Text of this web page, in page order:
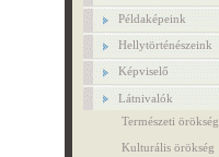
Példaképeink
Hellytörténészeink
Képviselő
Látnivalók
Természeti örökség
Kulturális örökség